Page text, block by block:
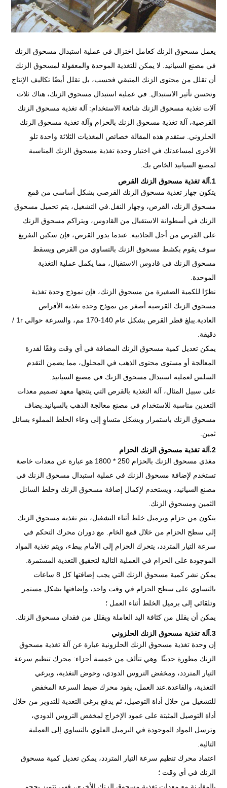
يعمل مسحوق الزنك كعامل اختزال في عملية استبدال مسحوق الزنك
في مصنع السيانيد. لا يمكن للتغذية الموحدة والمعقولة لمسحوق الزنك
أن تقلل من محتوى الزنك المتبقي فحسب، بل تقلل أيضًا تكاليف الإنتاج
وتحسن تأثير الاستبدال. في عملية استبدال مسحوق الزنك، هناك ثلاث
آلات تغذية مسحوق الزنك شائعة الاستخدام: آلة تغذية مسحوق الزنك
القرصية، آلة تغذية مسحوق الزنك بالحزام وآلة تغذية مسحوق الزنك
الحلزوني. ستقدم هذه المقالة خصائص المغذيات الثلاثة واحدة تلو
الأخرى لمساعدتك في اختيار وحدة تغذية مسحوق الزنك المناسبة
لمصنع السيانيد الخاص بك.
1.آلة تغذية مسحوق الزنك القرص
يتكون جهاز تغذية مسحوق الزنك القرصي بشكل أساسي من قمع
مسحوق الزنك، القرص، وجهاز النقل.في التشغيل، يتم تحميل مسحوق
الزنك في أسطوانة الاستقبال من القادوس، ويتراكم مسحوق الزنك
على القرص من أجل الجاذبية. عندما يدور القرص، فإن سكين التفريغ
سوف يقوم بكشط مسحوق الزنك بالتساوي من القرص ويسقط
مسحوق الزنك في قادوس الاستقبال، مما يكمل عملية التغذية
الموحدة.
نظرًا للكمية الصغيرة من مسحوق الزنك، فإن نموذج وحدة تغذية
مسحوق الزنك القرصية أصغر من نموذج وحدة تغذية الأقراص
العادية.يبلغ قطر القرص بشكل عام 140-170 مم، والسرعة حوالي 1r /
دقيقة.
يمكن تعديل كمية مسحوق الزنك المضافة في أي وقت وفقًا لقدرة
المعالجة أو مستوى محتوى الذهب في المحلول، مما يضمن التقدم
السلس لعملية استبدال مسحوق الزنك في مصنع السيانيد.
على سبيل المثال، آلة التغذية بالقرص التي ينتجها معهد تصميم معدات
التعدين مناسبة للاستخدام في مصنع معالجة الذهب بالسيانيد.يضاف
مسحوق الزنك باستمرار وبشكل متساوٍ إلى وعاء الخلط المملوء بسائل
ثمين.
2.آلة تغذية مسحوق الزنك الحزام
مغذي مسحوق الزنك بالحزام 250 * 1800 هو عبارة عن معدات خاصة
تستخدم لإضافة مسحوق الزنك في عملية استبدال مسحوق الزنك في
مصنع السيانيد، ويستخدم لإكمال إضافة مسحوق الزنك وخلط السائل
الثمين ومسحوق الزنك.
يتكون من حزام وبرميل خلط.أثناء التشغيل، يتم تغذية مسحوق الزنك
إلى سطح الحزام من خلال قمع الخام. مع دوران محرك التحكم في
سرعة التيار المتردد، يتحرك الحزام إلى الأمام ببطء، ويتم تغذية المواد
الموجودة على الحزام في العملية التالية لتحقيق التغذية المستمرة.
يمكن نشر كمية مسحوق الزنك التي يجب إضافتها كل 8 ساعات
بالتساوي على سطح الحزام في وقت واحد، وإضافتها بشكل مستمر
وتلقائي إلى برميل الخلط أثناء العمل ؛
يمكن أن يقلل من كثافة اليد العاملة ويقلل من فقدان مسحوق الزنك.
3.آلة تغذية مسحوق الزنك الحلزوني
إن وحدة تغذية مسحوق الزنك الحلزونية عبارة عن آلة تغذية مسحوق
الزنك مطورة حديثًا. وهي تتألف من خمسة أجزاء: محرك تنظيم سرعة
التيار المتردد، ومخفض التروس الدودي، وحوض التغذية، وبرغي
التغذية، والقاعدة.عند العمل، يقود محرك ضبط السرعة المخفض
للتشغيل من خلال أداة التوصيل، ثم يدفع برغي التغذية للتدوير من خلال
أداة التوصيل المثبتة على عمود الإخراج لمخفض التروس الدودي،
وترسل المواد الموجودة في البرميل العلوي بالتساوي إلى العملية
التالية.
اعتماد محرك تنظيم سرعة التيار المتردد، يمكن تعديل كمية مسحوق
الزنك في أي وقت ؛